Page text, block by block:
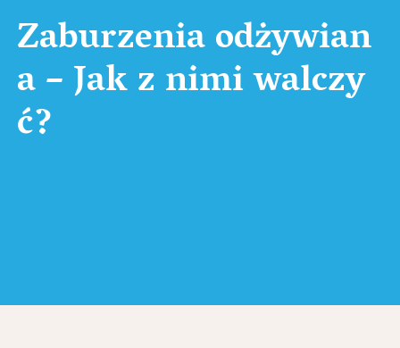
Zaburzenia odżywian
a – Jak z nimi walczy
ć?